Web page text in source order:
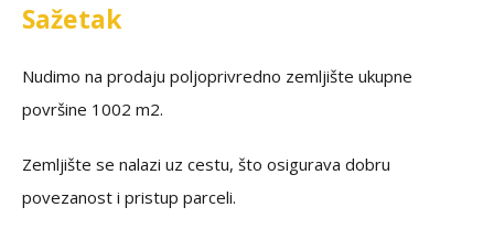
Sažetak
Nudimo na prodaju poljoprivredno zemljište ukupne
površine 1002 m2.
Zemljište se nalazi uz cestu, što osigurava dobru
povezanost i pristup parceli.